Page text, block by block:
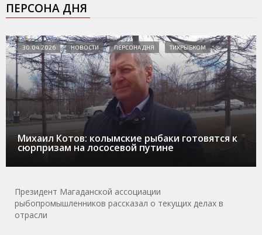
ПЕРСОНА ДНЯ
Михаил Котов: колымские рыбаки готовятся к
сюрпризам на лососевой путине
30.04.2026 НОВОСТИ ПЕРСОНА ДНЯ ТИХРЫБКОМ
Президент Магаданской ассоциации
рыбопромышленников рассказал о текущих делах в
отрасли